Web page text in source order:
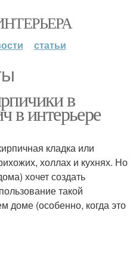
статьи
в
в интерьере
кладка или
холлах и кухнях. Но
хочет создать
такой
доме (особенно, когда это